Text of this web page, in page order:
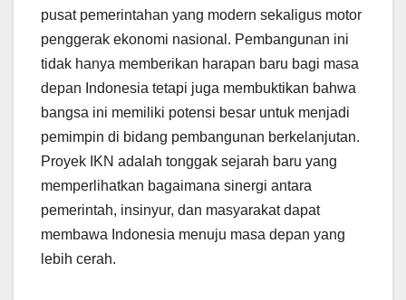
pusat pemerintahan yang modern sekaligus motor
penggerak ekonomi nasional. Pembangunan ini
tidak hanya memberikan harapan baru bagi masa
depan Indonesia tetapi juga membuktikan bahwa
bangsa ini memiliki potensi besar untuk menjadi
pemimpin di bidang pembangunan berkelanjutan.
Proyek IKN adalah tonggak sejarah baru yang
memperlihatkan bagaimana sinergi antara
pemerintah, insinyur, dan masyarakat dapat
membawa Indonesia menuju masa depan yang
lebih cerah.